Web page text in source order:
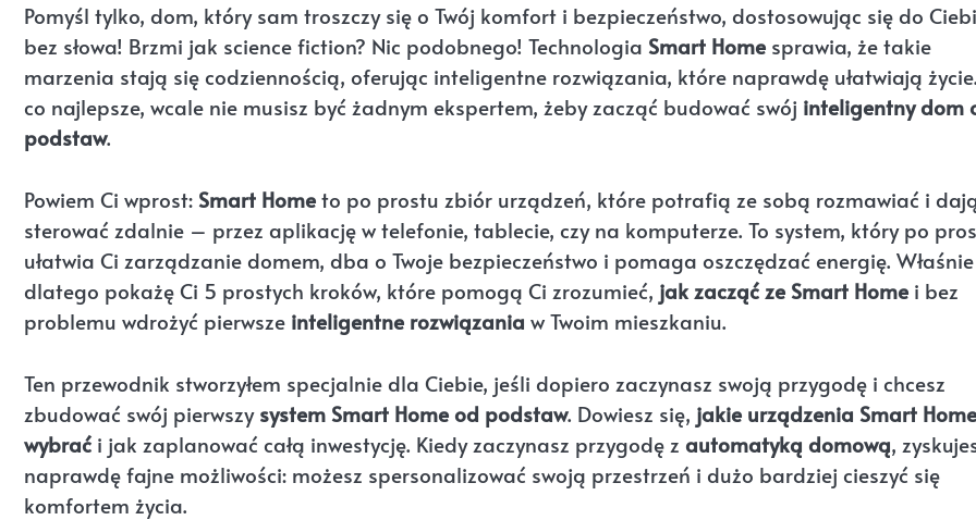
Pomyśl tylko, dom, który sam troszczy się o Twój komfort i bezpieczeństwo, dostosowując się do
bez słowa! Brzmi jak science fiction? Nic podobnego! Technologia Smart Home sprawia, że takie
marzenia stają się codziennością, oferując inteligentne rozwiązania, które naprawdę ułatwiają
co najlepsze, wcale nie musisz być żadnym ekspertem, żeby zacząć budować swój inteligentny dom
podstaw.
Powiem Ci wprost: Smart Hometo po prostu zbiór urządzeń, które potrafią ze sobą rozmawiać i
sterować zdalnie – przez aplikację w telefonie, tablecie, czy na komputerze. To system, który po
ułatwia Ci zarządzanie domem, dba o Twoje bezpieczeństwo i pomaga oszczędzać energię. Właśnie
dlatego pokażę Ci 5 prostych kroków, które pomogą Ci zrozumieć, jak zacząć ze Smart Home i bez
problemu wdrożyć pierwsze inteligentne rozwiązania w Twoim mieszkaniu.
Ten przewodnik stworzyłem specjalnie dla Ciebie, jeśli dopiero zaczynasz swoją przygodę i chcesz
zbudować swój pierwszysystem Smart Home od podstaw. Dowiesz się, jakie urządzenia Smart Home
wybrać i jak zaplanować całą inwestycję. Kiedy zaczynasz przygodę z automatyką domową,
naprawdę fajne możliwości: możesz spersonalizować swoją przestrzeń i dużo bardziej cieszyć się
komfortem życia.